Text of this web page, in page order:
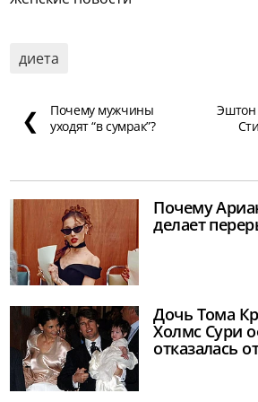
диета
❮
Почему мужчины
уходят “в сумрак”?
Эштон
Почему
делает
Дочь Тома
Холмс Сури
отказалась